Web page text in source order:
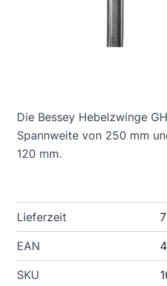
Die Bessey Hebelzwinge
Spannweite von 250 mm
120 mm.
Lieferzeit
EAN
SKU